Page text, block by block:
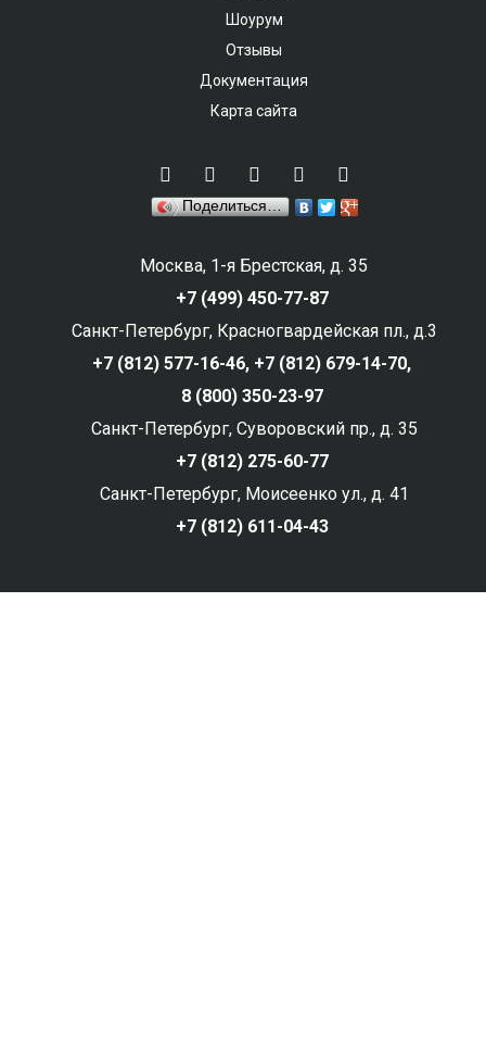
Шоурум
Отзывы
Документация
Карта сайта
Поделиться…
Москва, 1-я Брестская, д. 35
+7 (499) 450-77-87
Санкт-Петербург, Красногвардейская пл., д.3
+7 (812) 577-16-46, +7 (812) 679-14-70,
8 (800) 350-23-97
Санкт-Петербург, Суворовский пр., д. 35
+7 (812) 275-60-77
Санкт-Петербург, Моисеенко ул., д. 41
+7 (812) 611-04-43